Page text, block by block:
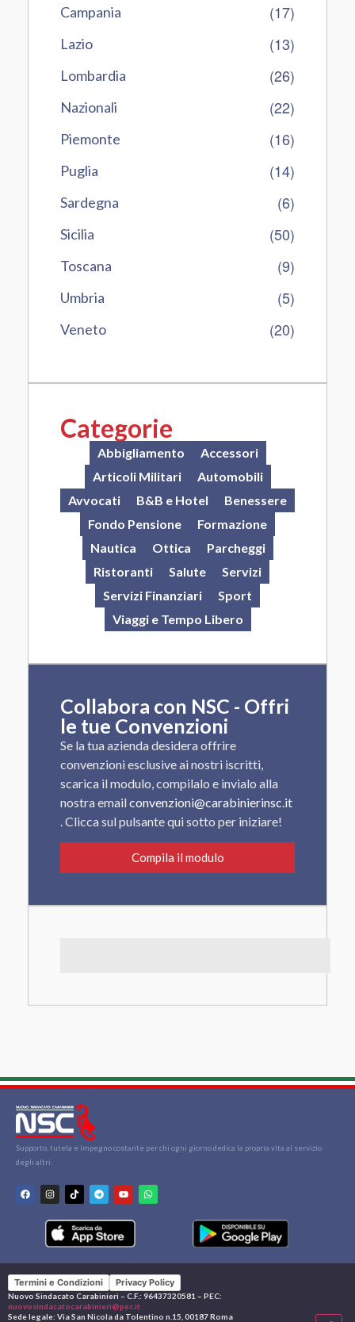
Campania (17)
Lazio (13)
Lombardia (26)
Nazionali (22)
Piemonte (16)
Puglia (14)
Sardegna (6)
Sicilia (50)
Toscana (9)
Umbria (5)
Veneto (20)
Categorie
Abbigliamento
Accessori
Articoli Militari
Automobili
Avvocati
B&B e Hotel
Benessere
Fondo Pensione
Formazione
Nautica
Ottica
Parcheggi
Ristoranti
Salute
Servizi
Servizi Finanziari
Sport
Viaggi e Tempo Libero
Collabora con NSC - Offri
le tue Convenzioni
Se la tua azienda desidera offrire
convenzioni esclusive ai nostri iscritti,
scarica il modulo, compilalo e invialo alla
nostra emailconvenzioni@carabinierinsc.it
. Clicca sul pulsante qui sotto per iniziare!
Compila il modulo
Supporto, tutela e impegno costante per chi ogni giorno dedica la propria vita al servizio
degli altri.
Termini e Condizioni Privacy Policy
Nuovo Sindacato Carabinieri – C.F.: 96437320581 – PEC:
nuovosindacatocarabinieri@pec.it
Sede legale: Via San Nicola da Tolentino n.15, 00187 Roma